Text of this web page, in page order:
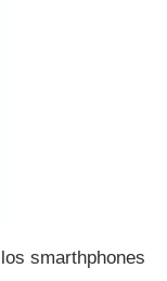
smarthphones